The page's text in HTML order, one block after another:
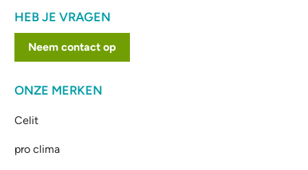
HEB JE VRAGEN
Neem contact op
ONZE MERKEN
Celit
pro clima